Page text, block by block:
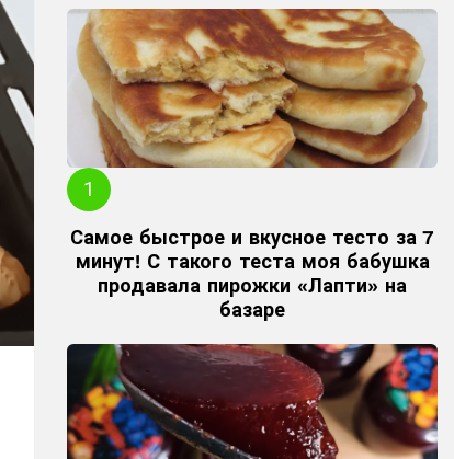
Самое быстрое и вкусное тесто за 7
минут! С такого теста моя бабушка
продавала пирожки «Лапти» на
базаре